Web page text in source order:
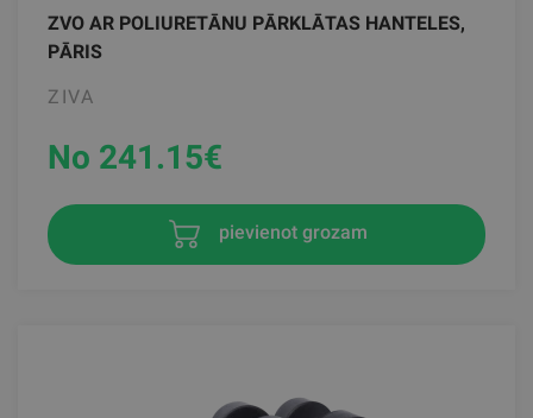
ZVO AR POLIURETĀNU PĀRKLĀTAS HANTELES,
PĀRIS
ZIVA
No 241.15€
pievienot grozam